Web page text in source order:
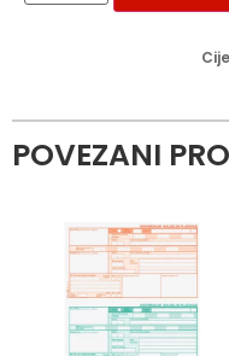
POVEZANI